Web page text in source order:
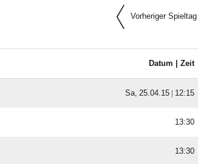
Vorheriger Spieltag
Datum | Zeit
  | 

